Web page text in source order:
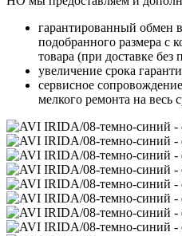
гарантированный обмен
подобранного размера с
товара (при доставке без
увеличение срока
сервисное
мелкого ремонта на весь